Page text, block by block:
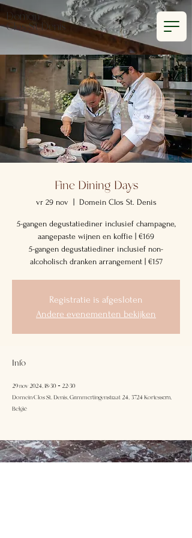
Domein
Clos St.Denis
Fine Dining Days
vr 29 nov Domein Clos St. Denis
5-gangen degustatiediner inclusief champagne,
aangepaste wijnen en koffie | €169
5-gangen degustatiediner inclusief non-
alcoholisch dranken arrangement | €157
Registratie is afgesloten
Andere evenementen bekijken
Info
29 nov 2024, 18:30 – 22:30
Domein Clos St. Denis, Grimmertingenstraat 24, 3724 Kortessem,
België